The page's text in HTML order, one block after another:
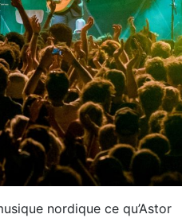
nordique ce qu’Astor